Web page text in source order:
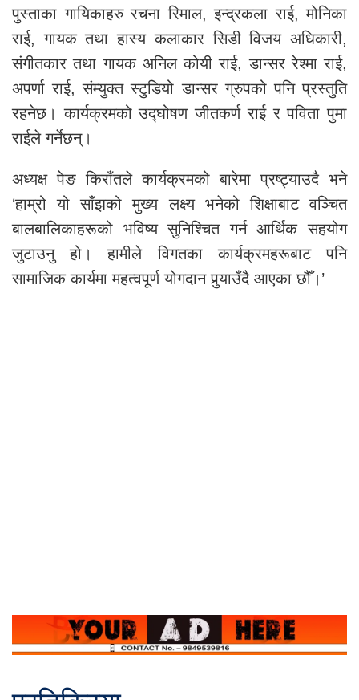
पुस्ताका गायिकाहरु रचना रिमाल, इन्द्रकला राई, मोनिका
राई, गायक तथा हास्य कलाकार सिडी विजय अधिकारी,
संगीतकार तथा गायक अनिल कोयी राई, डान्सर रेश्मा राई,
अपर्णा राई, संम्युक्त स्टुडियो डान्सर ग्रुपको पनि प्रस्तुति
रहनेछ। कार्यक्रमको उद्घोषण जीतकर्ण राई र पविता पुमा
राईले गर्नेछन्।
अध्यक्ष पेङ किराँतले कार्यक्रमको बारेमा प्रष्ट्याउदै भने
‘हाम्रो यो साँझको मुख्य लक्ष्य भनेको शिक्षाबाट वञ्चित
बालबालिकाहरूको भविष्य सुनिश्चित गर्न आर्थिक सहयोग
जुटाउनु हो। हामीले विगतका कार्यक्रमहरूबाट पनि
सामाजिक कार्यमा महत्वपूर्ण योगदान पुर्‍याउँदै आएका छौँ।’